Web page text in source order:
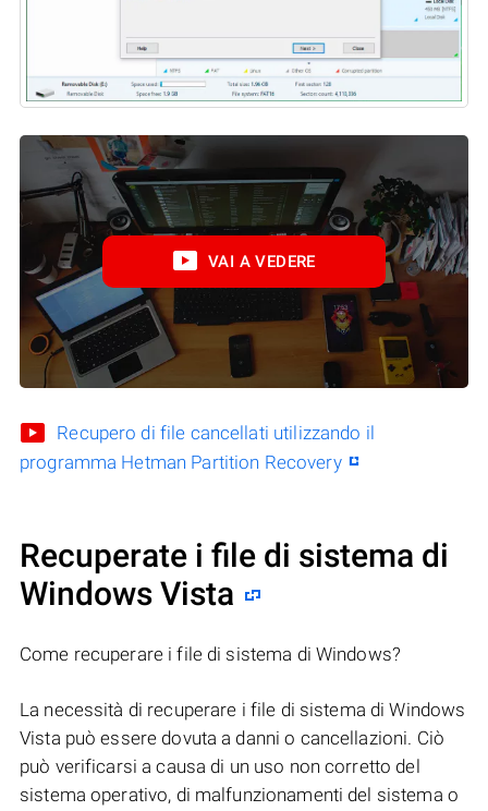
VAI A VEDERE
Recupero di file cancellati utilizzando il
programma Hetman Partition Recovery
Recuperate i file di sistema di
Windows Vista
Come recuperare i file di sistema di Windows?
La necessità di recuperare i file di sistema di Windows
Vista può essere dovuta a danni o cancellazioni. Ciò
può verificarsi a causa di un uso non corretto del
sistema operativo, di malfunzionamenti del sistema o